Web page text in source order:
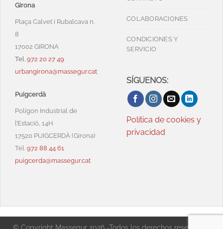
Girona
Plaça Calvet i Rubalcava n.
8
17002 GIRONA
Tel. 972 20 27 49
urbangirona@massegur.cat
Puigcerdà
Polígon Industrial de
l’Estació, 14H
17520 PUIGCERDÀ (Girona)
Tel. 972 88 44 61
puigcerda@massegur.cat
COLABORACIONES
CONDICIONES Y
SERVICIO
SÍGUENOS:
Política de cookies y
privacidad